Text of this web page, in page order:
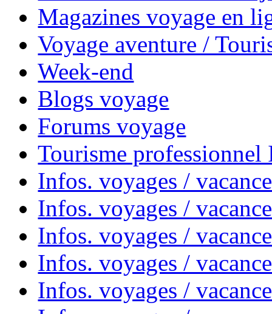
Magazines voyage en
Voyage aventure /
Week-end
Blogs voyage
Forums voyage
Tourisme
Infos. voyages /
Infos. voyages /
Infos. voyages /
Infos. voyages /
Infos. voyages /